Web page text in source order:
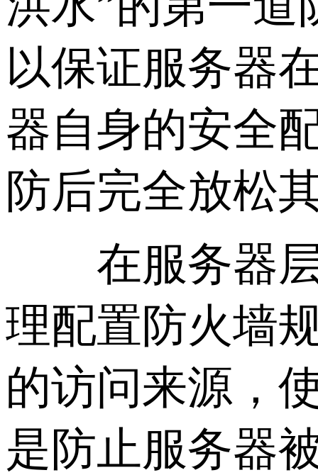
以保证服务器
器自身的安全
防后完全放松
在服务器层
理配置防火墙
的访问来源，
是防止服务器